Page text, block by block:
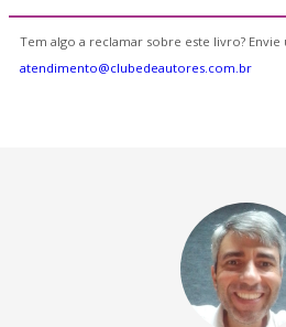
Tem algo a reclamar sobre este livro? Envie
atendimento@clubedeautores.com.br